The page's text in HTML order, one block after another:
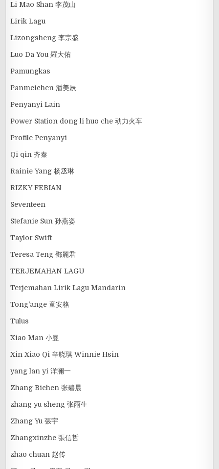
Li Mao Shan 李茂山
Lirik Lagu
Lizongsheng 李宗盛
Luo Da You 羅大佑
Pamungkas
Panmeichen 潘美辰
Penyanyi Lain
Power Station dong li huo che 动力火车
Profile Penyanyi
Qi qin 齐秦
Rainie Yang 杨丞琳
RIZKY FEBIAN
Seventeen
Stefanie Sun 孙燕姿
Taylor Swift
Teresa Teng 鄧麗君
TERJEMAHAN LAGU
Terjemahan Lirik Lagu Mandarin
Tong'ange 童安格
Tulus
Xiao Man 小曼
Xin Xiao Qi 辛晓琪 Winnie Hsin
yang lan yi 洋澜一
Zhang Bichen 张碧晨
zhang yu sheng 张雨生
Zhang Yu 張宇
Zhangxinzhe 張信哲
zhao chuan 赵传